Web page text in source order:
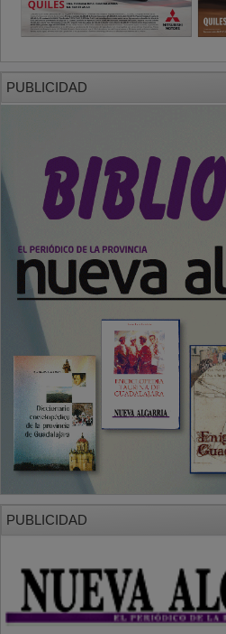
PUBLICIDAD
PUBLICIDAD